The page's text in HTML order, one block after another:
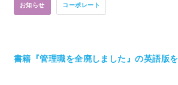
お知らせ コーポレート
書籍『管理職を全廃しました』の英語版